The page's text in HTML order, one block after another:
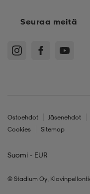
Seuraa meitä
Ostoehdot Jäsenehdot
Cookies
Sitemap
Suomi - EUR
© Stadium Oy,